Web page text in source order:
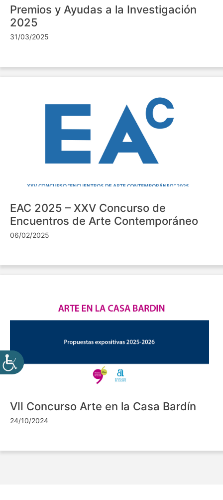
Premios y Ayudas a la Investigación
2025
31/03/2025
EAC 2025 – XXV Concurso de
Encuentros de Arte Contemporáneo
06/02/2025
VII Concurso Arte en la Casa Bardín
24/10/2024